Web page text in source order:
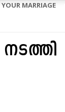
YOUR MARRIAGE